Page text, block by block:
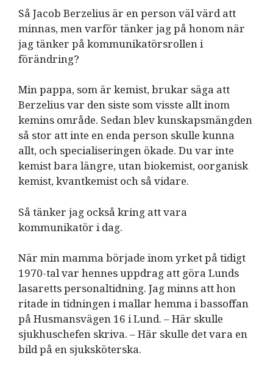
Så Jacob Berzelius är en person väl värd att
minnas, men varför tänker jag på honom när
jag tänker på kommunikatörsrollen i
förändring?
Min pappa, som är kemist, brukar säga att
Berzelius var den siste som visste allt inom
kemins område. Sedan blev kunskapsmängden
så stor att inte en enda person skulle kunna
allt, och specialiseringen ökade. Du var inte
kemist bara längre, utan biokemist, oorganisk
kemist, kvantkemist och så vidare.
Så tänker jag också kring att vara
kommunikatör i dag.
När min mamma började inom yrket på tidigt
1970-tal var hennes uppdrag att göra Lunds
lasaretts personaltidning. Jag minns att hon
ritade in tidningen i mallar hemma i bassoffan
på Husmansvägen 16 i Lund. – Här skulle
sjukhuschefen skriva. – Här skulle det vara en
bild på en sjuksköterska.